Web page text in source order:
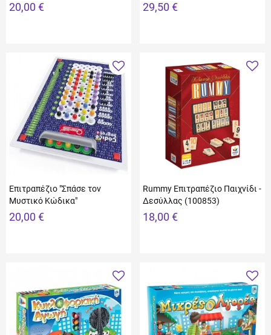
20,00 € 29,50 €
Επιτραπέζιο "Σπάσε τον
Μυστικό Κώδικα"
20,00 €
Rummy Επιτραπέζιο Παιχνίδι -
Δεσύλλας (100853)
18,00 €